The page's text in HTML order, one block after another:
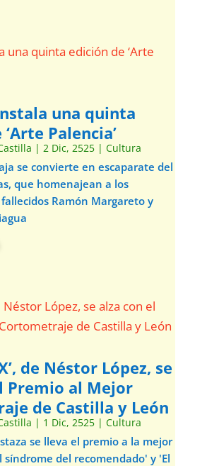
una quinta
Palencia’
| 2 Dic, 2525| Cultura
se convierte en escaparate del
que homenajean a los
Ramón Margareto y
de Néstor López, se
Premio al Mejor
de Castilla y León
| 1 Dic, 2525| Cultura
se lleva el premio a la mejor
síndrome del recomendado' y 'El